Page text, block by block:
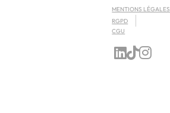
MENTIONS LÉGALES
RGPD
CGU